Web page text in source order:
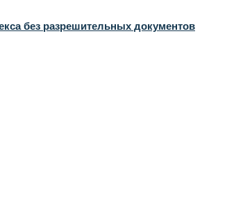
без разрешительных документов